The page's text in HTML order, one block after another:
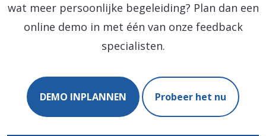
wat meer persoonlijke begeleiding? Plan dan een
online demo in met één van onze feedback
specialisten.
DEMO INPLANNEN Probeer het nu